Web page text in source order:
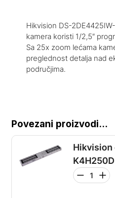
Hikvision DS-
kamera koristi 1/2,5″
Sa 25x zoom lećama
preglednost detalja nad
područjima.
Povezani proizvodi...
Hikvision
K4H250D